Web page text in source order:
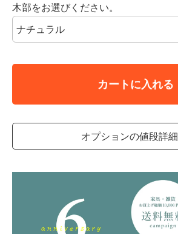
木部をお選びください。
カートに入れる
オプションの値段詳細